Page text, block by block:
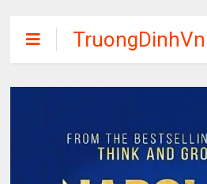
TruongDinhVn
Chia sẽ ebook,
các khóa học,
tập miễn phí